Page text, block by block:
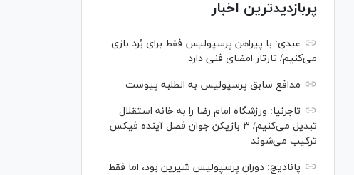
پربازدیدترین اخبار
عبدی: با پیراهن پرسپولیس فقط برای بُرد بازی
می‌کنیم/ تارتار امضای فنی دارد
مدافع سابق پرسپولیس به الطلبه پیوست
تاجرنیا: ورزشگاه امام رضا را به خانه استقلال
تبدیل می‌کنیم/ ۳ بازیکن جوان فصل آینده فیکس
ترکیب می‌شوند
پانادیچ: دوران پرسپولیس شیرین بود، اما فقط